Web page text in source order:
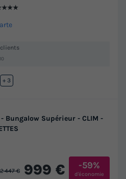
+ 3
- Bungalow Supérieur - CLIM -
2 447 € 999 € -59%
d'économie